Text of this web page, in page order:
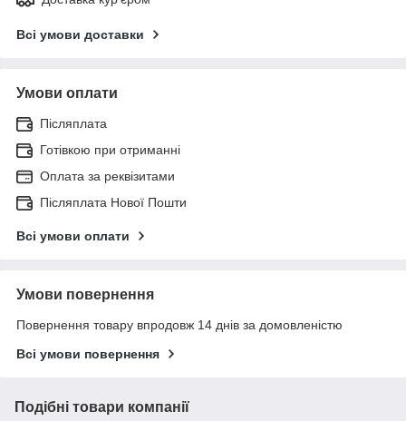
Всі умови доставки
Умови оплати
Післяплата
Готівкою при отриманні
Оплата за реквізитами
Післяплата Нової Пошти
Всі умови оплати
Умови повернення
Повернення товару впродовж 14 днів за домовленістю
Всі умови повернення
Подібні товари компанії